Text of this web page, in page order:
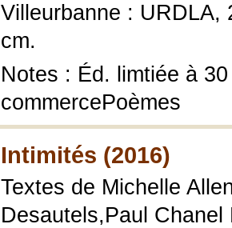
Villeurbanne : URDLA,
cm.
Notes : Éd. limtiée à
commercePoèmes
Intimités (2016)
Textes de Michelle
Desautels,Paul